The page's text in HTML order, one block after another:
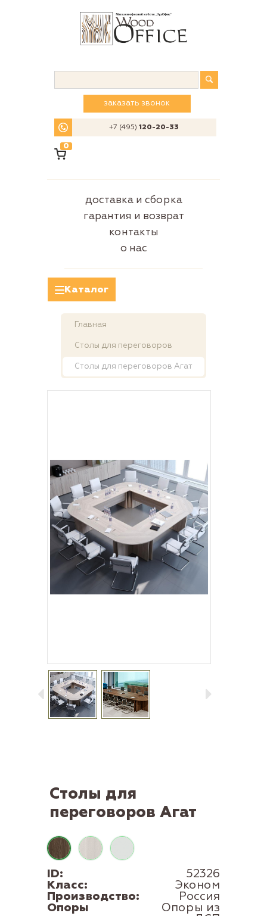
заказать звонок
+7 (495)120-20-33
0
доставка и сборка
гарантия и возврат
контакты
о нас
Каталог
Главная
Столы для переговоров
Столы для переговоров Агат
Столы для
переговоров Агат
ID: 52326
Класс: Эконом
Производство: Россия
Опоры Опоры из